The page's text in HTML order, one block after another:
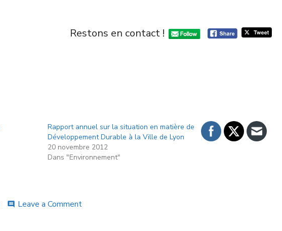
Restons en contact !
Rapport annuel sur la situation en matière de
Développement Durable à la Ville de Lyon
20 novembre 2012
Dans "Environnement"
comment Leave a Comment